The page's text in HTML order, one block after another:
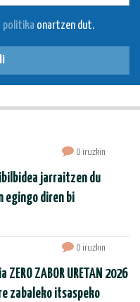
politika onartzen dut.
0 iruzkin
jarraitzen du
egingo diren bi
0 iruzkin
ZABOR URETAN 2026
zabaleko itsaspeko